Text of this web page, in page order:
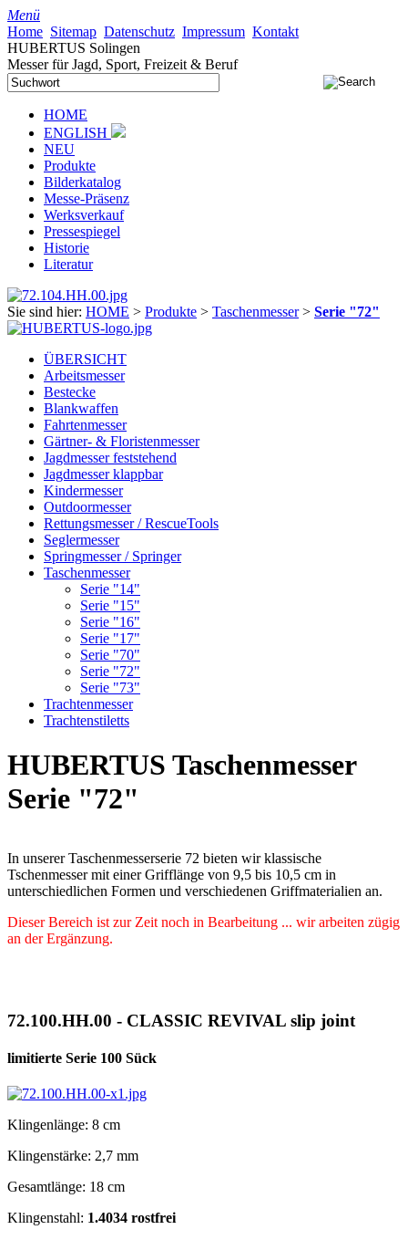
Menü
Home Sitemap Datenschutz Impressum Kontakt
HUBERTUS Solingen
Messer für Jagd, Sport, Freizeit & Beruf
HOME
ENGLISH
NEU
Produkte
Bilderkatalog
Messe-Präsenz
Werksverkauf
Pressespiegel
Historie
Literatur
Sie sind hier: HOME > Produkte > Taschenmesser > Serie "72"
ÜBERSICHT
Arbeitsmesser
Bestecke
Blankwaffen
Fahrtenmesser
Gärtner- & Floristenmesser
Jagdmesser feststehend
Jagdmesser klappbar
Kindermesser
Outdoormesser
Rettungsmesser / RescueTools
Seglermesser
Springmesser / Springer
Taschenmesser
Serie "14"
Serie "15"
Serie "16"
Serie "17"
Serie "70"
Serie "72"
Serie "73"
Trachtenmesser
Trachtenstiletts
HUBERTUS Taschenmesser
Serie "72"
In unserer Taschenmesserserie 72 bieten wir klassische
Tschenmesser mit einer Grifflänge von 9,5 bis 10,5 cm in
unterschiedlichen Formen und verschiedenen Griffmaterialien an.
Dieser Bereich ist zur Zeit noch in Bearbeitung ... wir arbeiten zügig
an der Ergänzung.
72.100.HH.00 - CLASSIC REVIVAL slip joint
limitierte Serie 100 Sück
Klingenlänge: 8 cm
Klingenstärke: 2,7 mm
Gesamtlänge: 18 cm
Klingenstahl: 1.4034 rostfrei